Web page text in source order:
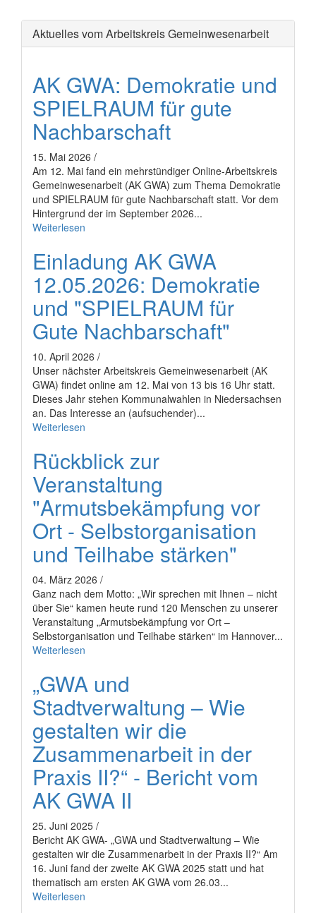
Aktuelles vom Arbeitskreis Gemeinwesenarbeit
AK GWA: Demokratie und
SPIELRAUM für gute
Nachbarschaft
15. Mai 2026 /
Am 12. Mai fand ein mehrstündiger Online-Arbeitskreis
Gemeinwesenarbeit (AK GWA) zum Thema Demokratie
und SPIELRAUM für gute Nachbarschaft statt. Vor dem
Hintergrund der im September 2026...
Weiterlesen
Einladung AK GWA
12.05.2026: Demokratie
und "SPIELRAUM für
Gute Nachbarschaft"
10. April 2026 /
Unser nächster Arbeitskreis Gemeinwesenarbeit (AK
GWA) findet online am 12. Mai von 13 bis 16 Uhr statt.
Dieses Jahr stehen Kommunalwahlen in Niedersachsen
an. Das Interesse an (aufsuchender)...
Weiterlesen
Rückblick zur
Veranstaltung
"Armutsbekämpfung vor
Ort - Selbstorganisation
und Teilhabe stärken"
04. März 2026 /
Ganz nach dem Motto: „Wir sprechen mit Ihnen – nicht
über Sie“ kamen heute rund 120 Menschen zu unserer
Veranstaltung „Armutsbekämpfung vor Ort –
Selbstorganisation und Teilhabe stärken“ im Hannover...
Weiterlesen
„GWA und
Stadtverwaltung – Wie
gestalten wir die
Zusammenarbeit in der
Praxis II?“ - Bericht vom
AK GWA II
25. Juni 2025 /
Bericht AK GWA- „GWA und Stadtverwaltung – Wie
gestalten wir die Zusammenarbeit in der Praxis II?“ Am
16. Juni fand der zweite AK GWA 2025 statt und hat
thematisch am ersten AK GWA vom 26.03...
Weiterlesen